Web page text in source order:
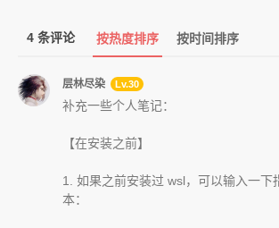
4 条评论 按热度排序 按时间排序
层林尽染 Lv.30
补充一些个人笔记：
【在安装之前】
1. 如果之前安装过 wsl，可以输入一下
本：